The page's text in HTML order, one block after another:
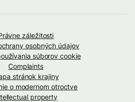
záležitosti
osobných údajov
súborov cookie
Complaints
stránok krajiny
o modernom otroctve
property